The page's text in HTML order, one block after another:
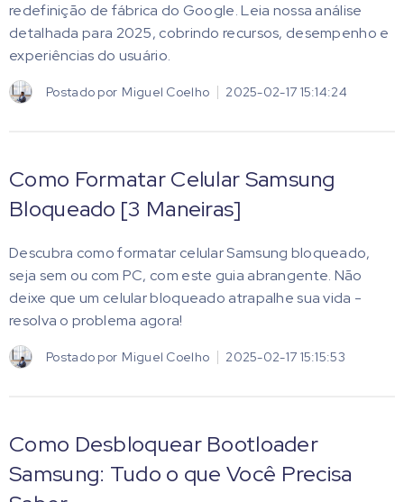
redefinição de fábrica do Google. Leia nossa análise
detalhada para 2025, cobrindo recursos, desempenho e
experiências do usuário.
Postado por Miguel Coelho 2025-02-17 15:14:24
Como Formatar Celular Samsung
Bloqueado [3 Maneiras]
Descubra como formatar celular Samsung bloqueado,
seja sem ou com PC, com este guia abrangente. Não
deixe que um celular bloqueado atrapalhe sua vida -
resolva o problema agora!
Postado por Miguel Coelho 2025-02-17 15:15:53
Como Desbloquear Bootloader
Samsung: Tudo o que Você Precisa